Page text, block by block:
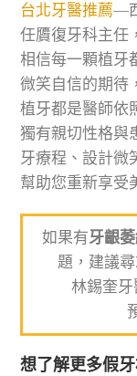
台北牙醫推薦—
任贗復牙科主任
相信每一顆植牙
微笑自信的期待
植牙都是醫師依
獨有親切性格與
牙療程、設計微
幫助您重新享受
如果有牙齦
題，建議
林錫奎
想了解更多假